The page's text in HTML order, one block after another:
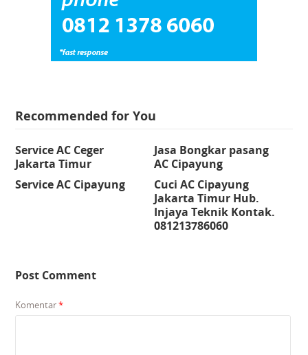
Recommended for You
Service AC Ceger
Jakarta Timur
Jasa Bongkar pasang
AC Cipayung
Service AC Cipayung
Cuci AC Cipayung
Jakarta Timur Hub.
Injaya Teknik Kontak.
081213786060
Post Comment
Komentar*